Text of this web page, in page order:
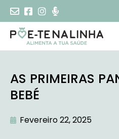
AS PRIMEIRAS
BEBÉ
Fevereiro 22, 2025